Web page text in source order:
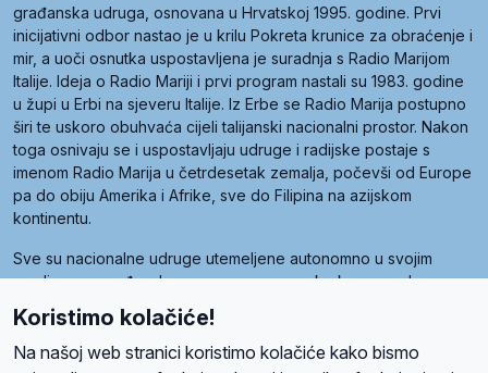
građanska udruga, osnovana u Hrvatskoj 1995. godine. Prvi
inicijativni odbor nastao je u krilu Pokreta krunice za obraćenje i
mir, a uoči osnutka uspostavljena je suradnja s Radio Marijom
Italije. Ideja o Radio Mariji i prvi program nastali su 1983. godine
u župi u Erbi na sjeveru Italije. Iz Erbe se Radio Marija postupno
širi te uskoro obuhvaća cijeli talijanski nacionalni prostor. Nakon
toga osnivaju se i uspostavljaju udruge i radijske postaje s
imenom Radio Marija u četrdesetak zemalja, počevši od Europe
pa do obiju Amerika i Afrike, sve do Filipina na azijskom
kontinentu.
Sve su nacionalne udruge utemeljene autonomno u svojim
zemljama, a međusobna su povezane preko krovne udruge
pod nazivom Svjetska obitelj Radio Marije (World Family of
Radio Maria). Svjetsku obitelj utemeljilo je sedam članica, među
kojima je i hrvatska Udruga Radio Marija.
Koristimo kolačiće!
Na našoj web stranici koristimo kolačiće kako bismo